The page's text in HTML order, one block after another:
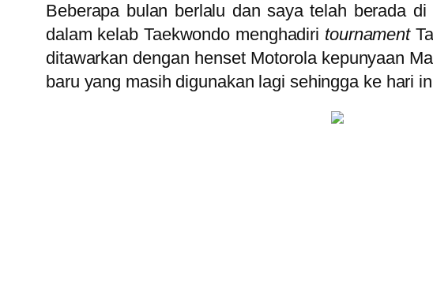
Beberapa bulan berlalu dan saya telah berada
dalam kelab Taekwondo menghadiri tournament
ditawarkan dengan henset Motorola kepunyaan
baru yang masih digunakan lagi sehingga ke hari